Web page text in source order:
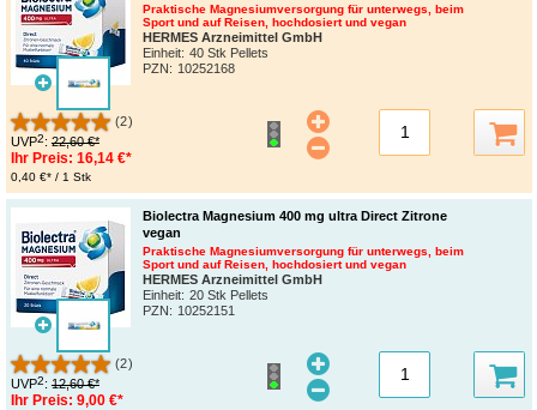
Praktische Magnesiumversorgung für unterwegs, beim
Sport und auf Reisen, hochdosiert und vegan
HERMES Arzneimittel GmbH
Einheit: 40 Stk Pellets
PZN: 10252168
(2)
UVP2: 22,60 €*
Ihr Preis: 16,14 €*
0,40 €* / 1 Stk
Biolectra Magnesium 400 mg ultra Direct Zitrone
vegan
Praktische Magnesiumversorgung für unterwegs, beim
Sport und auf Reisen, hochdosiert und vegan
HERMES Arzneimittel GmbH
Einheit: 20 Stk Pellets
PZN: 10252151
(2)
UVP2: 12,60 €*
Ihr Preis: 9,00 €*